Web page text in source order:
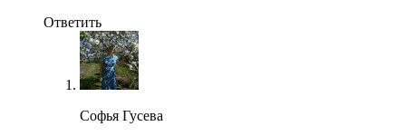
Ответить
Софья Гусева